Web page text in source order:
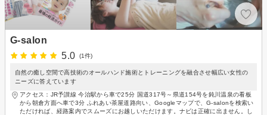
G-salon
5.0
(1件)
自然の癒し空間で高技術のオールハンド施術とトレーニングを融合させ幅広い女性の
ニーズに答えています
アクセス：JR予讃線 今治駅から車で25分 国道317号～県道154号を鈍川温泉の看板
から朝倉方面へ車で3分 ふれあい茶屋道路向い、Googleマップで、G-salonを検索い
ただければ、経路案内でスムーズにお越しいただけます。ナビは正確に出ません。し